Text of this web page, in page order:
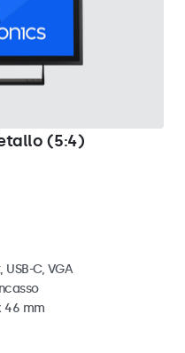
(5:4)
C, VGA
46 mm